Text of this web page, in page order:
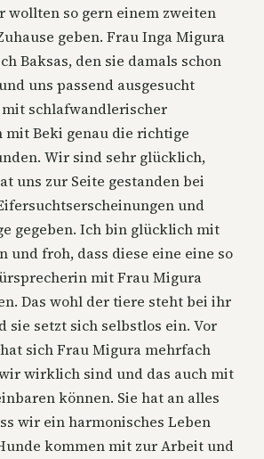
wollten so gern einem zweiten
geben. Frau Inga Migura
Baksas, den sie damals schon
uns passend ausgesucht
schlafwandlerischer
mit Beki genau die richtige
Wir sind sehr glücklich,
uns zur Seite gestanden bei
und
gegeben. Ich bin glücklich mit
und froh, dass diese eine eine so
mit Frau Migura
Das wohl der tiere steht bei ihr
sie setzt sich selbstlos ein. Vor
sich Frau Migura mehrfach
wirklich sind und das auch mit
können. Sie hat an alles
wir ein harmonisches Leben
kommen mit zur Arbeit und